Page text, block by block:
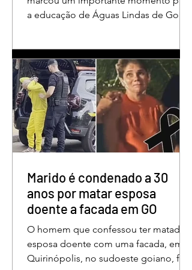
a educação de Águas Lindas de Goiás,
para promover conhecimento,
reflexão, troca de experiências e
valorização daqueles que exercem um
papel fundamental na formação das
futuras gerações. Durante o evento, o
secretário municipal de Educação,
Denildson Oliveira, destacou que o
aos educadores muito mais do que
Marido é condenado a 30
anos por matar esposa
doente a facada em GO
O homem que confessou ter matado a
esposa doente com uma facada, em
Quirinópolis, no sudoeste goiano, foi